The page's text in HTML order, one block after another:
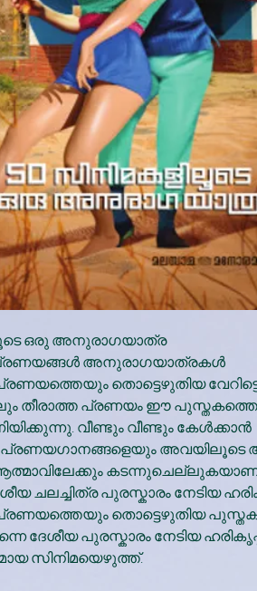
ഒരു അനുരാഗയാത്ര
പ്രണയങ്ങൾ അനുരാഗയാത്രകൾ
തൊട്ടെഴുതിയ
തീരാത്ത പ്രണയം ഈ പുസ്തകത്തെ
വീണ്ടും വീണ്ടും കേൾക്കാൻ
പ്രണയഗാനങ്ങളെയും അവയിലൂടെ
ചലച്ചിത്ര പുരസ്കാരം നേടിയ
തൊട്ടെഴുതിയ
ദേശീയ പുരസ്കാരം നേടിയ
സിനിമയെഴുത്ത്.